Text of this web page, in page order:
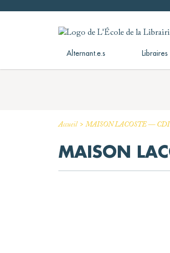
L'École de la Librairie
L'École de la Librairie – INFL
Alternant.e.s Libraires
Accueil> MAISON LACOSTE — CDI
MAISON